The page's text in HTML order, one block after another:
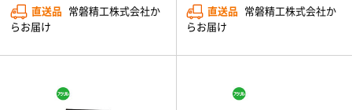
直送品 常磐精工株式会社か
らお届け
直送品 常磐精工株式会社か
らお届け